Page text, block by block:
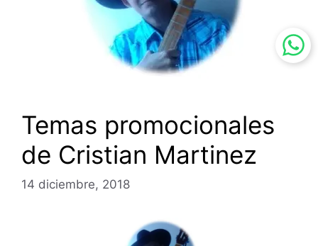
Temas promocionales
de Cristian Martinez
14 diciembre, 2018